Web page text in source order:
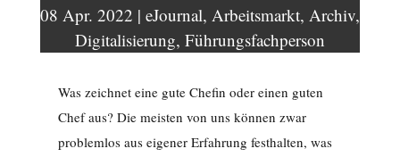
08 Apr. 2022 | eJournal, Arbeitsmarkt, Archiv,
Digitalisierung, Führungsfachperson
Was zeichnet eine gute Chefin oder einen guten
Chef aus? Die meisten von uns können zwar
problemlos aus eigener Erfahrung festhalten, was